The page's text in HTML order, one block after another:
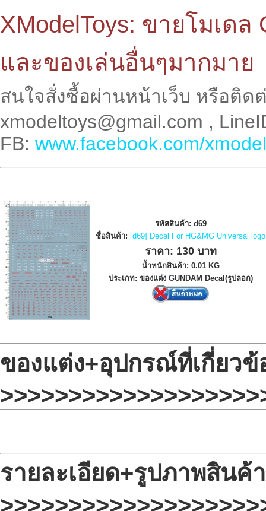
XModelToys: ขายโมเดล
และของเล่นอื่นๆมากมาย
สนใจสั่งซื้อผ่านหน้าเว็บ หรือติด
xmodeltoys@gmail.com ,
FB: www.facebook.com/
รหัสสินค้า: d69
ชื่อสินค้า: [d69] Decal For HG&MG Universal logo
ราคา: 130 บาท
น้ำหนักสินค้า: 0.01 KG
ประเภท: ของแต่ง GUNDAM Decal(รูปลอก)
ของแต่ง+อุปกรณ์ที่เกี่ยวข้
รายละเอียด+รูปภาพสินค้า